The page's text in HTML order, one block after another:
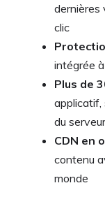
dernières
clic
intégrée
Plus de
applicatif,
du serveur
CDN en
contenu
monde